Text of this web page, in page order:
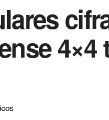
4×4